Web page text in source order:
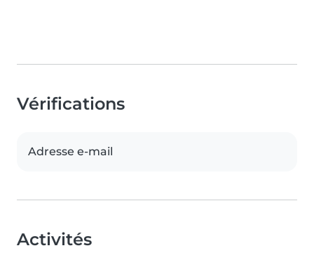
Vérifications
Adresse e-mail
Activités